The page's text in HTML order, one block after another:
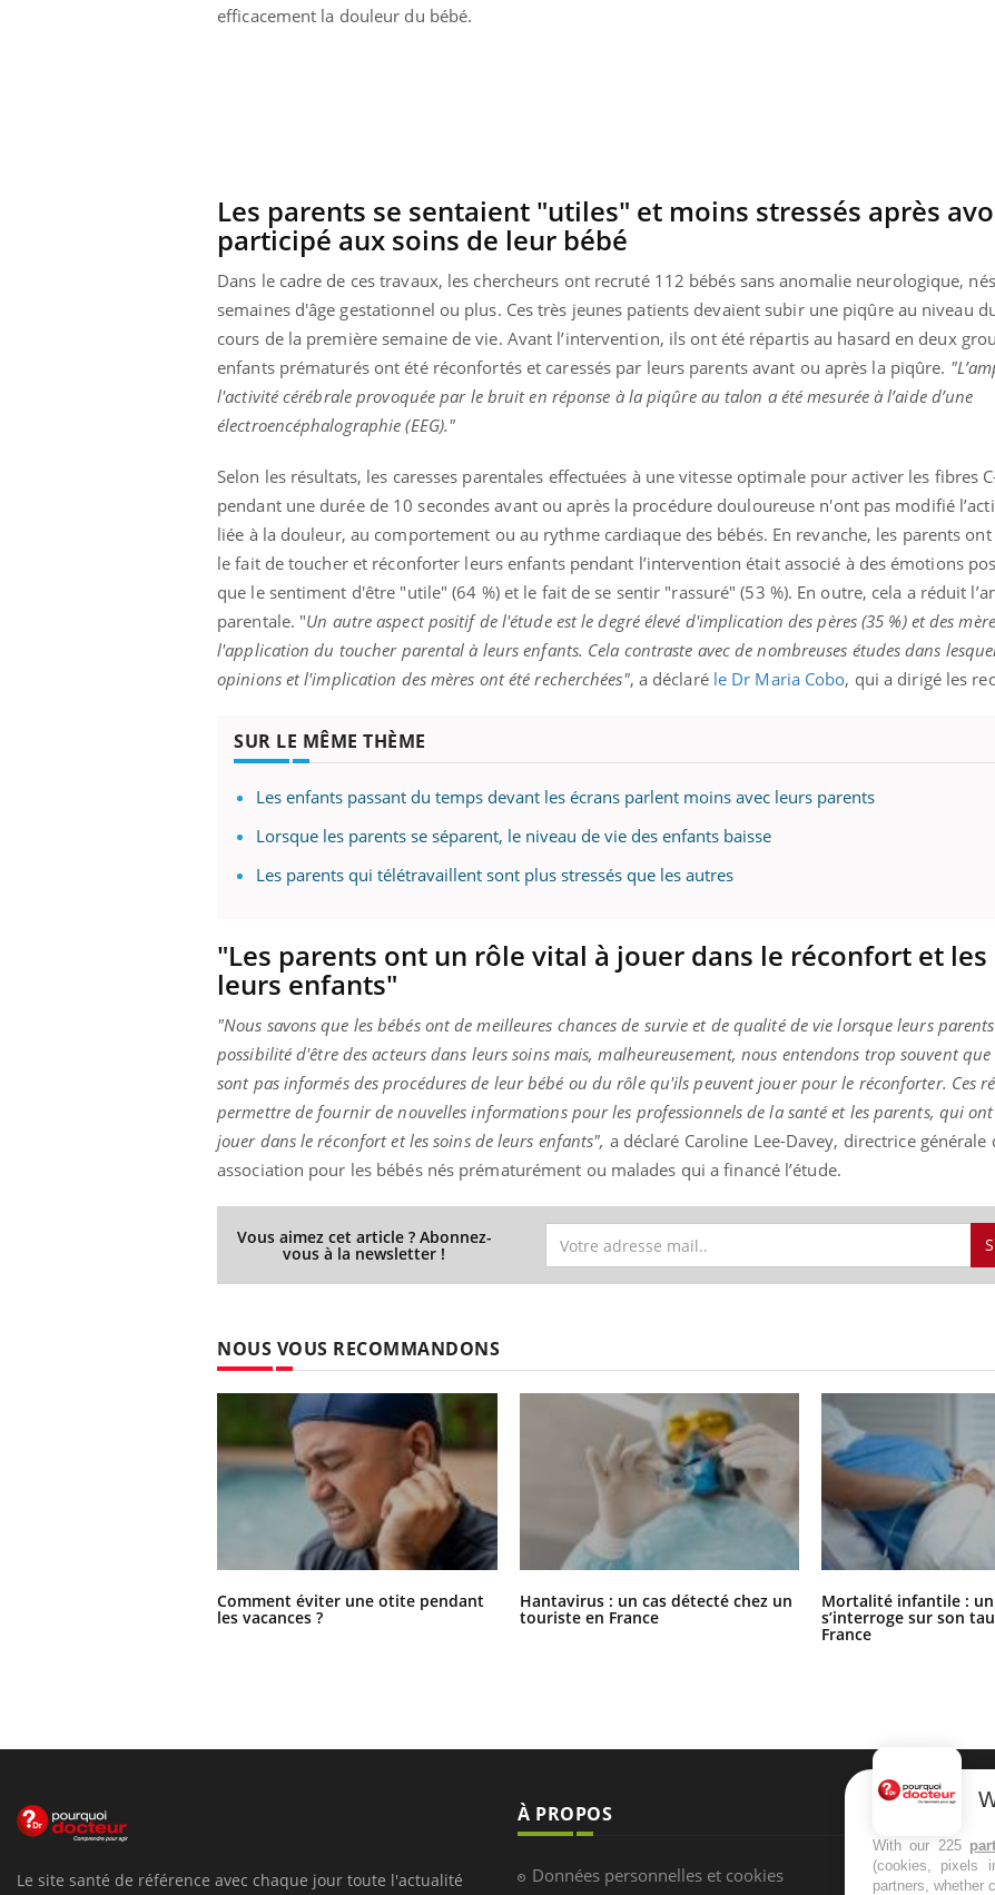
efficacement la douleur du bébé.
Les parents se sentaient "utiles" et moins stressés après
participé aux soins de leur bébé
Dans le cadre de ces travaux, les chercheurs ont recruté 112 bébés sans anomalie neurologique,
semaines d'âge gestationnel ou plus. Ces très jeunes patients devaient subir une piqûre au niveau
cours de la première semaine de vie. Avant l’intervention, ils ont été répartis au hasard en deux
enfants prématurés ont été réconfortés et caressés par leurs parents avant ou après la piqûre.
l'activité cérébrale provoquée par le bruit en réponse à la piqûre au talon a été mesurée à l’aide d’une
électroencéphalographie (EEG)."
Selon les résultats, les caresses parentales effectuées à une vitesse optimale pour activer les fibres
pendant une durée de 10 secondes avant ou après la procédure douloureuse n'ont pas modifié
liée à la douleur, au comportement ou au rythme cardiaque des bébés. En revanche, les parents
le fait de toucher et réconforter leurs enfants pendant l’intervention était associé à des émotions
que le sentiment d'être "utile" (64 %) et le fait de se sentir "rassuré" (53 %). En outre, cela a réduit
parentale. "Un autre aspect positif de l'étude est le degré élevé d'implication des pères (35 %) et des
l'application du toucher parental à leurs enfants. Cela contraste avec de nombreuses études dans
opinions et l'implication des mères ont été recherchées", a déclaré le Dr Maria Cobo, qui a dirigé les
SUR LE MÊME THÈME
Les enfants passant du temps devant les écrans parlent moins avec leurs parents
Lorsque les parents se séparent, le niveau de vie des enfants baisse
Les parents qui télétravaillent sont plus stressés que les autres
"Les parents ont un rôle vital à jouer dans le réconfort et les
leurs enfants"
"Nous savons que les bébés ont de meilleures chances de survie et de qualité de vie lorsque leurs
possibilité d'être des acteurs dans leurs soins mais, malheureusement, nous entendons trop souvent
sont pas informés des procédures de leur bébé ou du rôle qu'ils peuvent jouer pour le réconforter. Ces
permettre de fournir de nouvelles informations pour les professionnels de la santé et les parents, qui
jouer dans le réconfort et les soins de leurs enfants", a déclaré Caroline Lee-Davey, directrice générale
association pour les bébés nés prématurément ou malades qui a financé l’étude.
Vous aimez cet article ? Abonnez-
vous à la newsletter !
NOUS VOUS RECOMMANDONS
Comment éviter une otite pendant
les vacances ?
Hantavirus : un cas détecté chez un
touriste en France
Mortalité infantile :
s’interroge sur son
France
Un « jumeau numérique » pour
faciliter l’accès à la médecine
préventiveYoutube
Un établissement lié à un groupe
mutualiste innove en matière de bilan de
santé : l'utilisation d'un « jumeau
Youtube
COUP DE FOOD sur le diabèteYoutube
Coup de food sur le diabète, c'est votre
nouveau rendez-vous culinaire qui
bouscule les idées reçues ! Dans cet
épisode, une ...
Youtube
Quand l’entreprise
être globalYoutube
"Les rendez-vous de la
qualité de vie au travail"
Docteur reçoivent Régis
Le site santé de référence avec chaque jour toute l'actualité
À PROPOS
Données personnelles et cookies
Recevez
infos santé
With our 225
(cookies, pixels
partners, whether